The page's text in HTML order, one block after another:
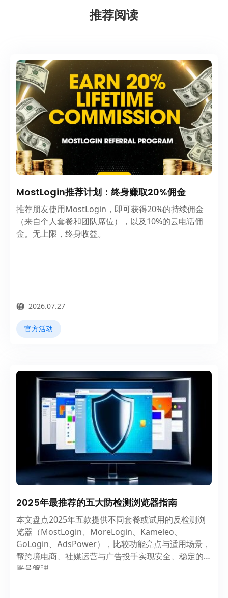
推荐阅读
MostLogin推荐计划：终身赚取20%佣金
推荐朋友使用MostLogin，即可获得20%的持续佣金
（来自个人套餐和团队席位），以及10%的云电话佣
金。无上限，终身收益。
2026.07.27
官方活动
2025年最推荐的五大防检测浏览器指南
本文盘点2025年五款提供不同套餐或试用的反检测浏
览器（MostLogin、MoreLogin、Kameleo、
GoLogin、AdsPower），比较功能亮点与适用场景，
帮跨境电商、社媒运营与广告投手实现安全、稳定的多
账号管理。